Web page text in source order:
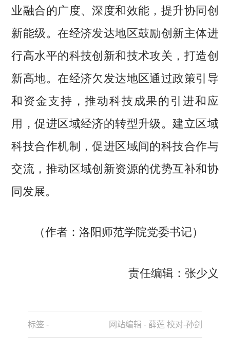
业融合的广度、深度和效能，提升协同创
新能级。在经济发达地区鼓励创新主体进
行高水平的科技创新和技术攻关，打造创
新高地。在经济欠发达地区通过政策引导
和资金支持，推动科技成果的引进和应
用，促进区域经济的转型升级。建立区域
科技合作机制，促进区域间的科技合作与
交流，推动区域创新资源的优势互补和协
同发展。
（作者：洛阳师范学院党委书记）
责任编辑：张少义
标签 - 网站编辑 - 薛莲 校对-孙剑